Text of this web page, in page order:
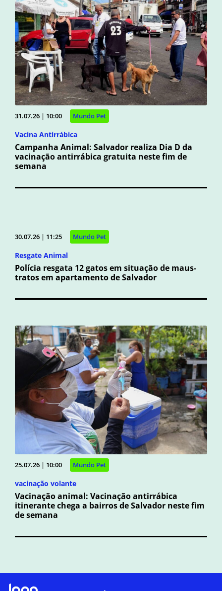
31.07.26 | 10:00 Mundo Pet
Vacina Antirrábica
Campanha Animal: Salvador realiza Dia D da
vacinação antirrábica gratuita neste fim de
semana
30.07.26 | 11:25 Mundo Pet
Resgate Animal
Polícia resgata 12 gatos em situação de maus-
tratos em apartamento de Salvador
25.07.26 | 10:00 Mundo Pet
vacinação volante
Vacinação animal: Vacinação antirrábica
itinerante chega a bairros de Salvador neste fim
de semana